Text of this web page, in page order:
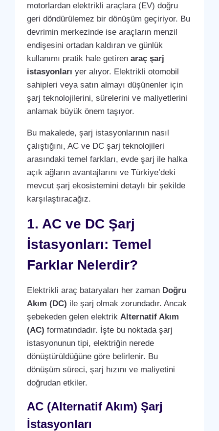
motorlardan elektrikli araçlara (EV) doğru
geri döndürülemez bir dönüşüm geçiriyor. Bu
devrimin merkezinde ise araçların menzil
endişesini ortadan kaldıran ve günlük
kullanımı pratik hale getiren araç şarj
istasyonları yer alıyor. Elektrikli otomobil
sahipleri veya satın almayı düşünenler için
şarj teknolojilerini, sürelerini ve maliyetlerini
anlamak büyük önem taşıyor.
Bu makalede, şarj istasyonlarının nasıl
çalıştığını, AC ve DC şarj teknolojileri
arasındaki temel farkları, evde şarj ile halka
açık ağların avantajlarını ve Türkiye’deki
mevcut şarj ekosistemini detaylı bir şekilde
karşılaştıracağız.
1. AC ve DC Şarj
İstasyonları: Temel
Farklar Nelerdir?
Elektrikli araç bataryaları her zaman Doğru
Akım (DC) ile şarj olmak zorundadır. Ancak
şebekeden gelen elektrik Alternatif Akım
(AC) formatındadır. İşte bu noktada şarj
istasyonunun tipi, elektriğin nerede
dönüştürüldüğüne göre belirlenir. Bu
dönüşüm süreci, şarj hızını ve maliyetini
doğrudan etkiler.
AC (Alternatif Akım) Şarj
İstasyonları